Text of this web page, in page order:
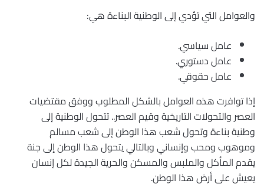
والعوامل التي تؤدي إلى الوطنية البناءة هي:
عامل سياسي.
عامل دستوري.
عامل حقوقي.
إذا توافرت هذه العوامل بالشكل المطلوب ووفق مقتضيات
العصر والتحولات التاريخية وقيم العصر.. تتحول الوطنية إلى
وطنية بناءة وتحول شعب هذا الوطن إلى شعب مسالم
وموهوب ومحب وإنساني وبالتالي يتحول هذا الوطن إلى جنة
يقدم المأكل والملبس والمسكن والحرية الجيدة لكل إنسان
يعيش على أرض هذا الوطن.